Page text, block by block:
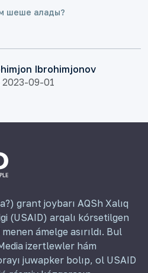
шеше алады?
Ibrohimjonov
2023-09-01
grant joybarı AQSh Xalıq
(USAID) arqalı kórsetilgen
ámelge asırıldı. Bul
izertlewler hám
juwapker bolıp, ol USAID